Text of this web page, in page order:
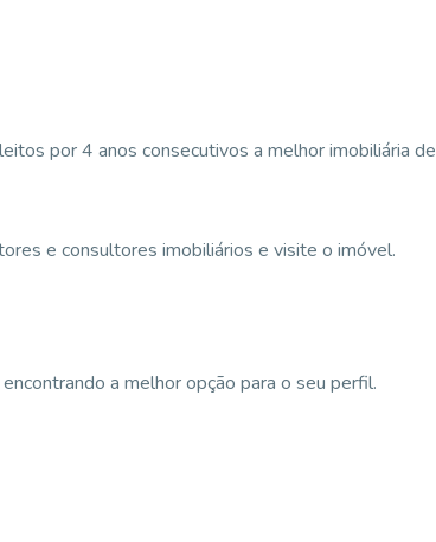
por 4 anos consecutivos a melhor imobiliária de
e consultores imobiliários e visite o imóvel.
a melhor opção para o seu perfil.